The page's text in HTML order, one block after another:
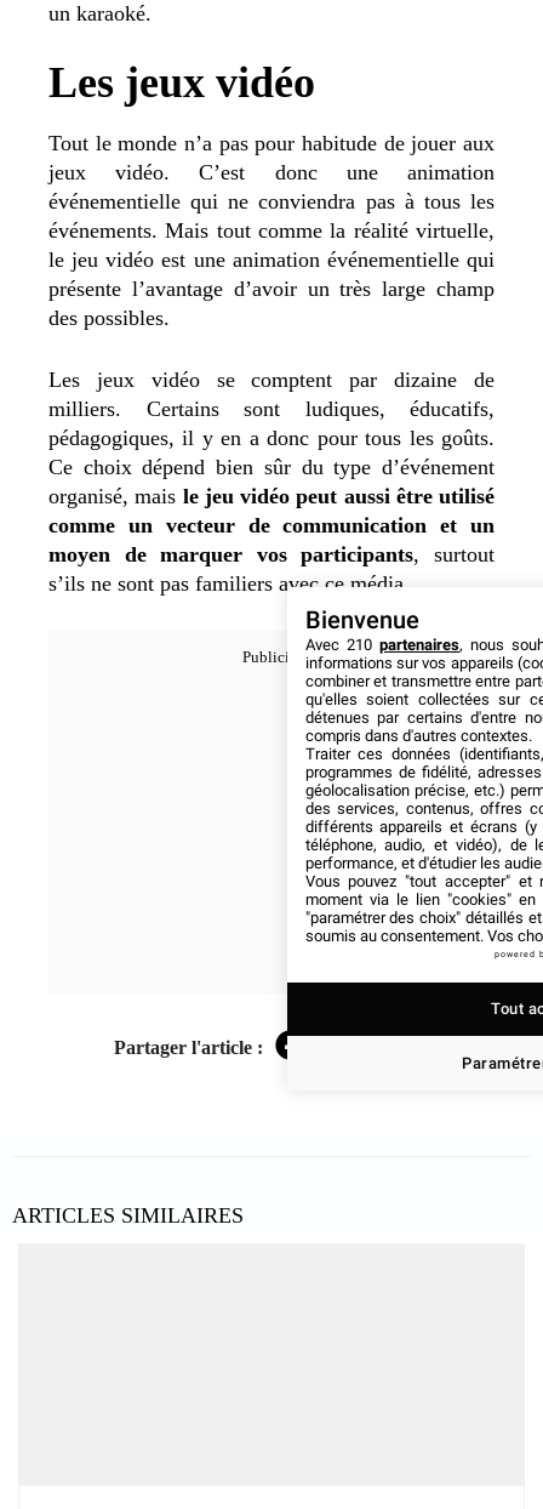
un karaoké.
Les jeux vidéo
Tout le monde n’a pas pour habitude de jouer aux
jeux vidéo. C’est donc une animation
événementielle qui ne conviendra pas à tous les
événements. Mais tout comme la réalité virtuelle,
le jeu vidéo est une animation événementielle qui
présente l’avantage d’avoir un très large champ
des possibles.
Les jeux vidéo se comptent par dizaine de
milliers. Certains sont ludiques, éducatifs,
pédagogiques, il y en a donc pour tous les goûts.
Ce choix dépend bien sûr du type d’événement
organisé, mais le jeu vidéo peut aussi être utilisé
comme un vecteur de communication et un
moyen de marquer vos participants, surtout
s’ils ne sont pas familiers avec ce média.
Partager l'article :
ARTICLES SIMILAIRES
Bienvenue
Avec 210 partenaires, nous
informations sur vos appareils
combiner et transmettre entre
qu'elles soient collectées sur
détenues par certains d'entre
compris dans d'autres contextes.
Traiter ces données
programmes de fidélité,
géolocalisation précise, etc.)
des services, contenus, offres
différents appareils et écrans (y
téléphone, audio, et vidéo), de
performance, et d'étudier les
Vous pouvez "tout accepter" et
moment via le lien "cookies" en
"paramétrer des choix" détaillés
soumis au consentement. Vos
powered
Tout